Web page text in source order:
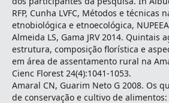
RFP, Cunha LVFC, Métodos e técnicas
etnobiológica e etnoecológica,
Almeida LS, Gama JRV 2014. Quintais
estrutura, composição florística e
em área de assentamento rural na
Cienc Florest 24(4):1041-1053.
Amaral CN, Guarim Neto G 2008. Os
de conservação e cultivo de